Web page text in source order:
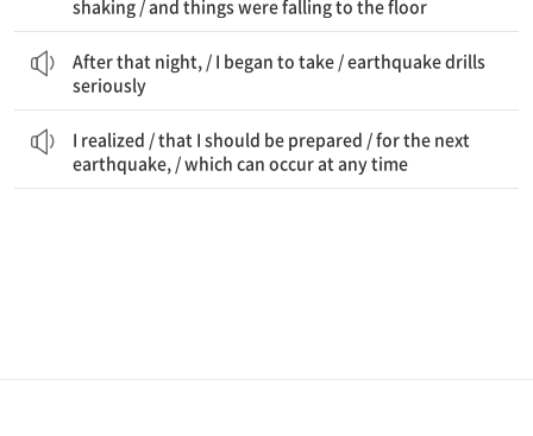
shaking / and things were falling to the floor
After that night, / I began to take / earthquake drills
seriously
I realized / that I should be prepared / for the next
earthquake, / which can occur at any time